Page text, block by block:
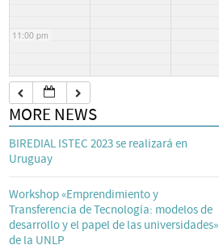
11:00 pm
MORE NEWS
BIREDIAL ISTEC 2023 se realizará en
Uruguay
Workshop «Emprendimiento y
Transferencia de Tecnología: modelos de
desarrollo y el papel de las universidades»
de la UNLP